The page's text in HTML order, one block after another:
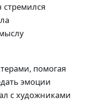
помогая
эмоции
с художниками